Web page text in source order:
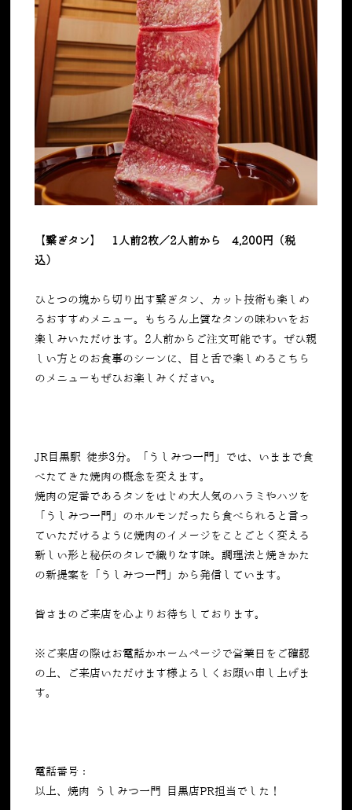
【繋ぎタン】 1人前2枚／2人前から 4,200円（税
込）
ひとつの塊から切り出す繋ぎタン、カット技術も楽しめ
るおすすめメニュー。もちろん上質なタンの味わいをお
楽しみいただけます。2人前からご注文可能です。ぜひ親
しい方とのお食事のシーンに、目と舌で楽しめるこちら
のメニューもぜひお楽しみください。
JR目黒駅 徒歩3分。「うしみつ一門」では、いままで食
べたてきた焼肉の概念を変えます。
焼肉の定番であるタンをはじめ大人気のハラミやハツを
「うしみつ一門」のホルモンだったら食べられると言っ
ていただけるように焼肉のイメージをことごとく変える
新しい形と秘伝のタレで織りなす味。調理法と焼きかた
の新提案を「うしみつ一門」から発信しています。
皆さまのご来店を心よりお待ちしております。
※ご来店の際はお電話かホームページで営業日をご確認
の上、ご来店いただけます様よろしくお願い申し上げま
す。
電話番号：
以上、焼肉 うしみつ一門 目黒店PR担当でした！